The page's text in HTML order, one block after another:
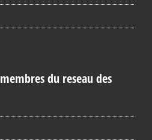
du reseau des